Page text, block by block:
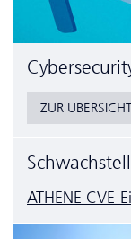
ZUR
ATHENE CVE-